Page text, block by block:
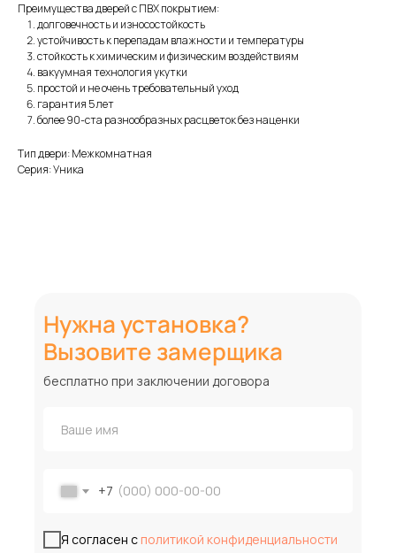
Преимущества дверей с ПВХ покрытием:
долговечность и износостойкость
устойчивость к перепадам влажности и температуры
стойкость к химическим и физическим воздействиям
вакуумная технология укутки
простой и не очень требовательный уход
гарантия 5 лет
более 90-ста разнообразных расцветок без наценки
Тип двери: Межкомнатная
Серия: Уника
Нужна установка?
Вызовите замерщика
+7
Я согласен с политикой конфиденциальности
бесплатно при заключении договора